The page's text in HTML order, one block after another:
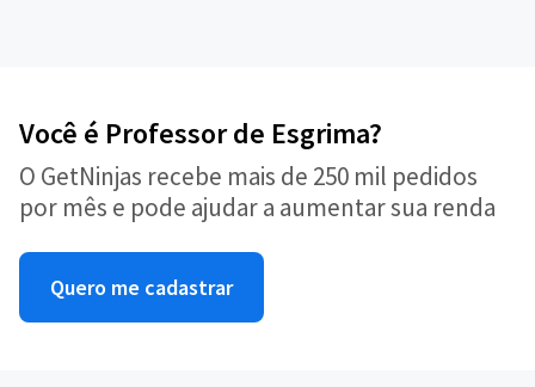
Você é Professor de Esgrima?
O GetNinjas recebe mais de 250 mil pedidos
por mês e pode ajudar a aumentar sua renda
Quero me cadastrar